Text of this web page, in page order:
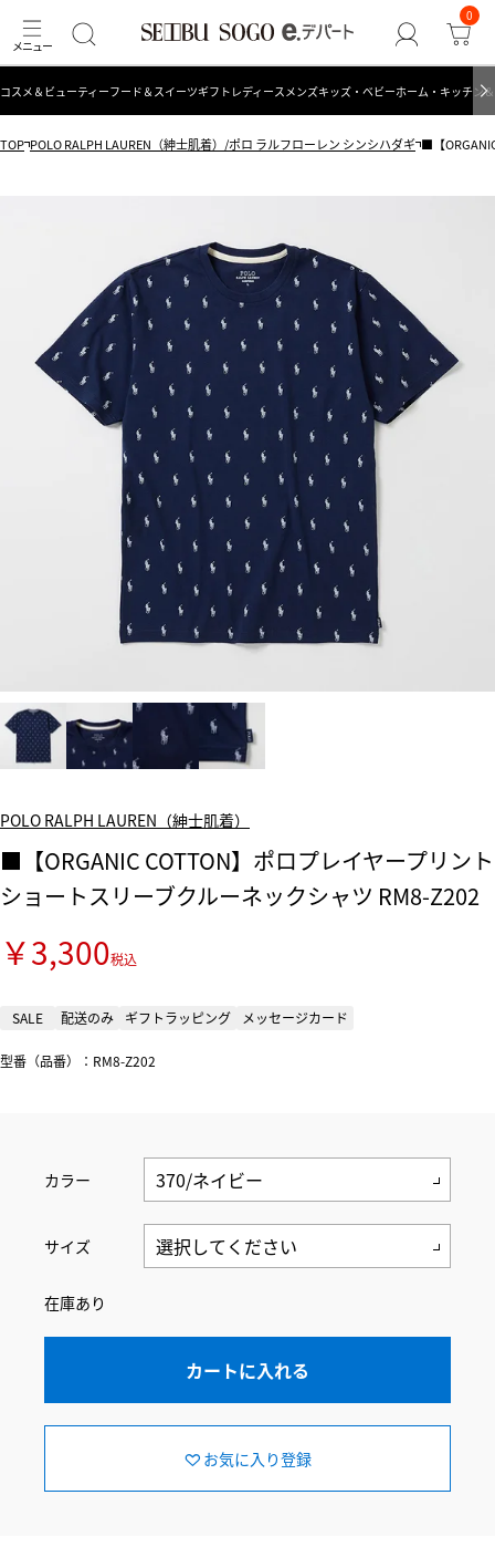
0
コスメ＆ビューティーフード＆スイーツギフト レディース メンズキッズ・ベビーホーム・キッチン
TOP POLO RALPH LAUREN（紳士肌着）/ポロ ラルフローレン シンシハダギ ■【
POLO RALPH LAUREN（紳士肌着）
■【ORGANIC COTTON】ポロプレイヤープリント
ショートスリーブクルーネックシャツ RM8-Z202
￥3,300税込
SALE 配送のみ ギフトラッピング メッセージカード
型番（品番）：RM8-Z202
カラー
サイズ
在庫あり
カートに入れる
お気に入り登録